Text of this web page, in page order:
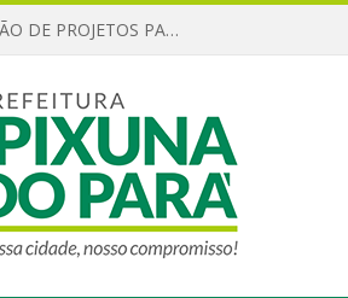
CHAMAMENTO PÚBLICO Nº 01/2026 – SELEÇÃO DE PROJETOS PARA FIRMAR TERMO DE EXECUÇÃO CULTURAL COM RECURSOS DA POLÍTICA NACIONAL ALDIR BLANC DE FOMENTO À CULTURA – PNAB (LEI Nº 14.399/2022)